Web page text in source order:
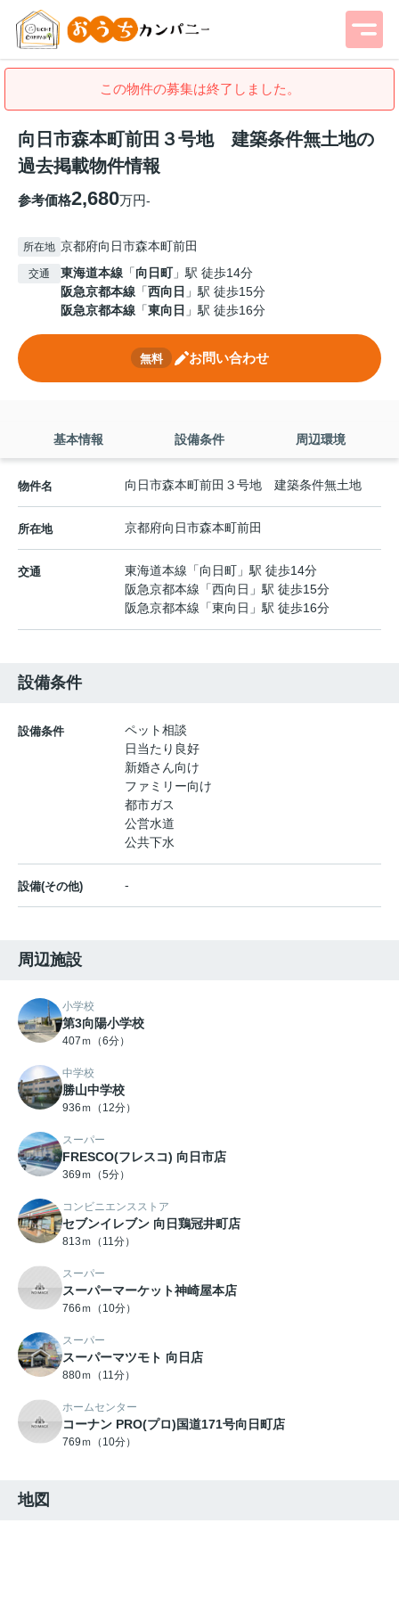
この物件の募集は終了しました。
向日市森本町前田３号地 建築条件無土地の
過去掲載物件情報
参考価格2,680万円-
所在地 京都府向日市森本町前田
交通 東海道本線 「向日町」駅 徒歩14分
阪急京都本線 「西向日 」駅 徒歩15分
阪急京都本線 「東向日 」駅 徒歩16分
無料 お問い合わせ
基本情報 設備条件 周辺環境
物件名 向日市森本町前田３号地 建築条件無土地
所在地 京都府向日市森本町前田
交通 東海道本線 「向日町 」駅 徒歩14分
阪急京都本線 「西向日 」駅 徒歩15分
阪急京都本線 「東向日 」駅 徒歩16分
設備条件
設備条件
ペット相談
日当たり良好
新婚さん向け
ファミリー向け
都市ガス
公営水道
公共下水
設備(その他) -
周辺施設
小学校
第3向陽小学校
407ｍ（6分）
中学校
勝山中学校
936ｍ（12分）
スーパー
FRESCO(フレスコ) 向日市店
369ｍ（5分）
コンビニエンスストア
セブンイレブン 向日鶏冠井町店
813ｍ（11分）
スーパー
スーパーマーケット神崎屋本店
766ｍ（10分）
スーパー
スーパーマツモト 向日店
880ｍ（11分）
ホームセンター
コーナン PRO(プロ)国道171号向日町店
769ｍ（10分）
地図